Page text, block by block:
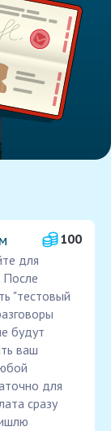
100
для
После
"тестовый
будут
ваш
для
сразу